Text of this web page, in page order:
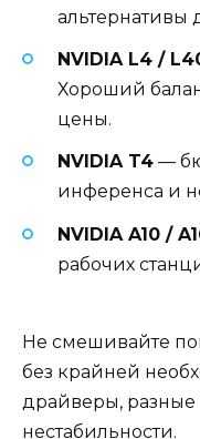
альтернативы
NVIDIA L4 /
Хороший
цены.
NVIDIA T4 —
инференса и
NVIDIA A10 /
рабочих
Не смешивайте
без крайней
драйверы, разные
нестабильности.